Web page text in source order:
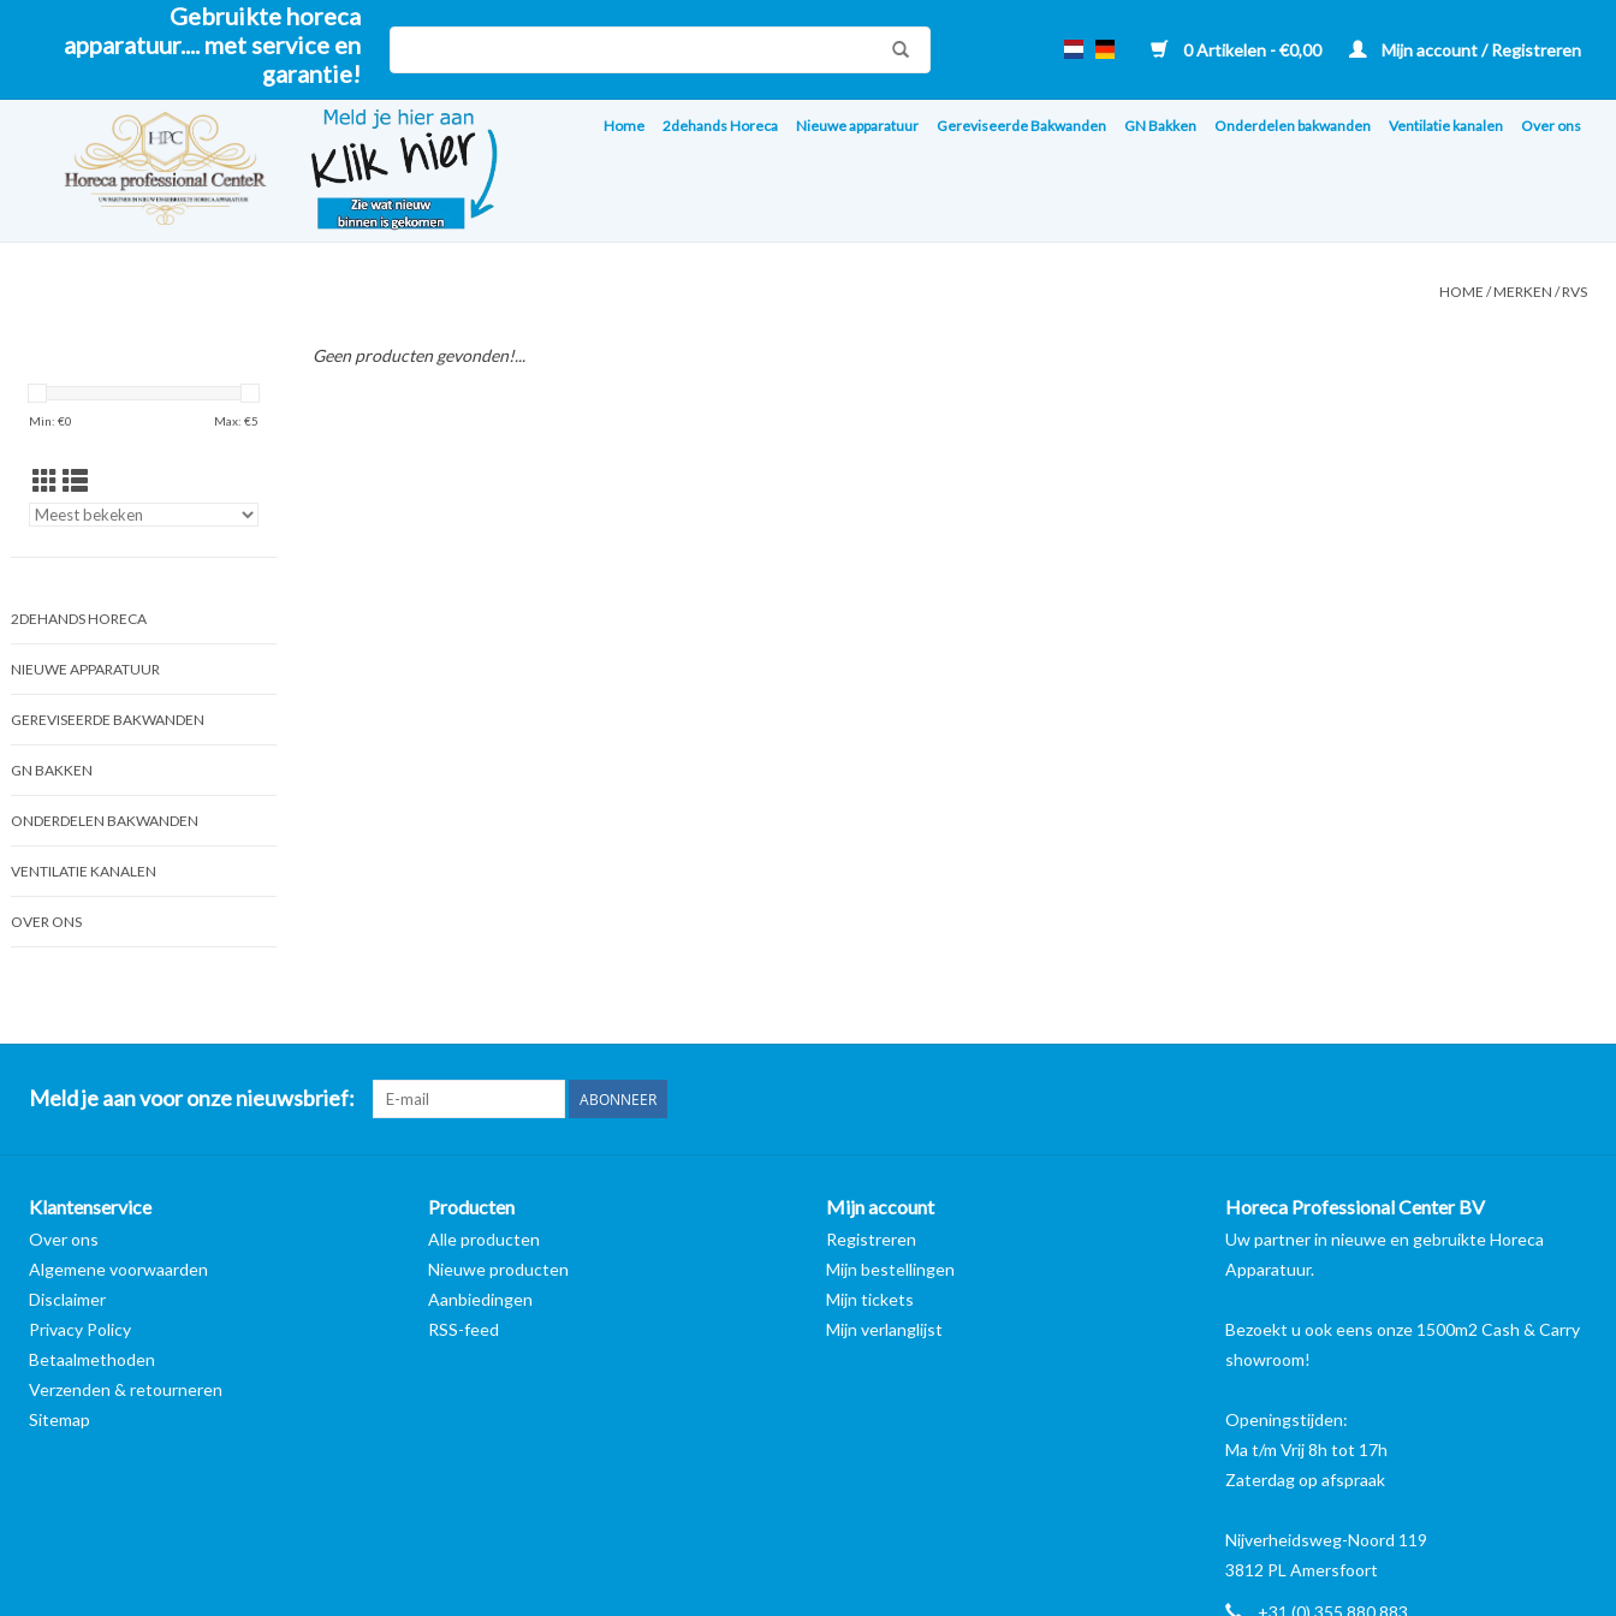
Gebruikte horeca
apparatuur.... met service en
garantie!
0 Artikelen - €0,00 Mijn account / Registreren
Home 2dehands Horeca Nieuwe apparatuur Gereviseerde Bakwanden GN Bakken Onderdelen bakwanden Ventilatie kanalen Over ons
HOME /MERKEN /RVS
Min: €0 Max: €5
2DEHANDS HORECA
NIEUWE APPARATUUR
GEREVISEERDE BAKWANDEN
GN BAKKEN
ONDERDELEN BAKWANDEN
VENTILATIE KANALEN
OVER ONS
Geen producten gevonden!...
Meld je aan voor onze nieuwsbrief: ABONNEER
Klantenservice
Over ons
Algemene voorwaarden
Disclaimer
Privacy Policy
Betaalmethoden
Verzenden & retourneren
Sitemap
Producten
Alle producten
Nieuwe producten
Aanbiedingen
RSS-feed
Mijn account
Registreren
Mijn bestellingen
Mijn tickets
Mijn verlanglijst
Horeca Professional Center BV
Uw partner in nieuwe en gebruikte Horeca
Apparatuur.
Bezoekt u ook eens onze 1500m2 Cash & Carry
showroom!
Openingstijden:
Ma t/m Vrij 8h tot 17h
Zaterdag op afspraak
Nijverheidsweg-Noord 119
3812 PL Amersfoort